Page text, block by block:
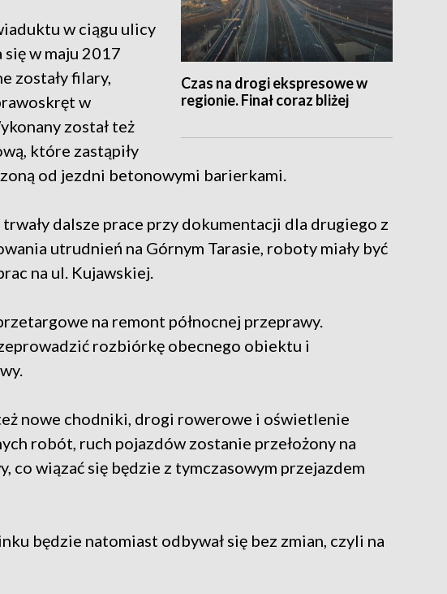
Czas na drogi ekspresowe w
regionie. Finał coraz bliżej
w ciągu ulicy
w maju 2017
zostały filary,
w
został też
które zastąpiły
od jezdni betonowymi barierkami.
dalsze prace przy dokumentacji dla drugiego z
utrudnień na Górnym Tarasie, roboty miały być
na ul. Kujawskiej.
na remont północnej przeprawy.
rozbiórkę obecnego obiektu i
nowe chodniki, drogi rowerowe i oświetlenie
robót, ruch pojazdów zostanie przełożony na
co wiązać się będzie z tymczasowym przejazdem
będzie natomiast odbywał się bez zmian, czyli na